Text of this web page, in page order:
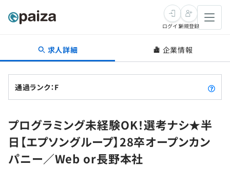
転職・キャリア
転職成功ガイド
転職エージェント
インタビュー
転職成功ガイド
新卒就活
求人検索
本選考
学習
ログイン新規登録
求人詳細 企業情報
通過ランク：F
プログラミング未経験OK！選考ナシ★半
日【エプソングループ】28卒オープンカン
パニー／Web or長野本社